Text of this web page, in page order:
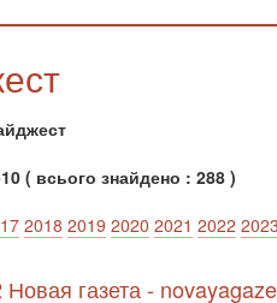
10 ( всього знайдено : 288 )
2018 2019 2020 2021 2022
газета -